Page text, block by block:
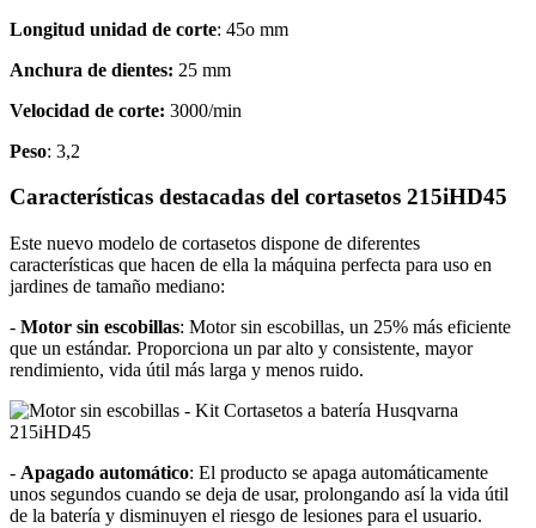
Longitud unidad de corte: 45o mm
Anchura de dientes: 25 mm
Velocidad de corte: 3000/min
Peso: 3,2
Características destacadas del cortasetos 215iHD45
Este nuevo modelo de cortasetos dispone de diferentes
características que hacen de ella la máquina perfecta para uso en
jardines de tamaño mediano:
- Motor sin escobillas: Motor sin escobillas, un 25% más eficiente
que un estándar. Proporciona un par alto y consistente, mayor
rendimiento, vida útil más larga y menos ruido.
- Apagado automático: El producto se apaga automáticamente
unos segundos cuando se deja de usar, prolongando así la vida útil
de la batería y disminuyen el riesgo de lesiones para el usuario.